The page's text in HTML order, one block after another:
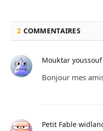
2 COMMENTAIRES
Mouktar youssouf
Bonjour mes
Petit Fable